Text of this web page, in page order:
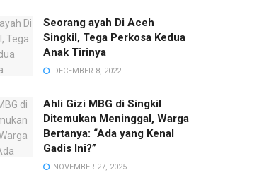
Seorang ayah Di Aceh
Singkil, Tega Perkosa Kedua
Anak Tirinya
DECEMBER 8, 2022
Ahli Gizi MBG di Singkil
Ditemukan Meninggal, Warga
Bertanya: “Ada yang Kenal
Gadis Ini?”‎
NOVEMBER 27, 2025